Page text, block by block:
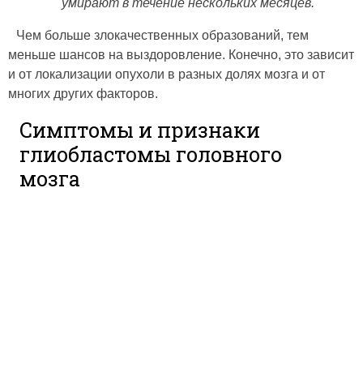
умирают в течение нескольких месяцев.
Чем больше злокачественных образований, тем
меньше шансов на выздоровление. Конечно, это зависит
и от локализации опухоли в разных долях мозга и от
многих других факторов.
Симптомы и признаки
глиобластомы головного
мозга